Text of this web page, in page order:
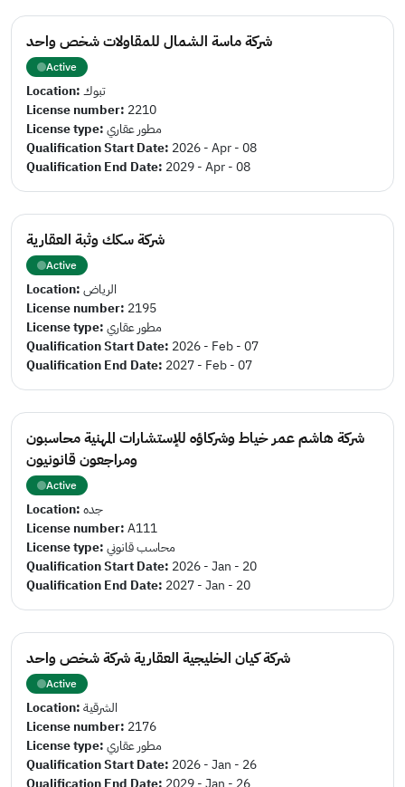
شركة ماسة الشمال للمقاولات شخص واحد
Active
Location:تبوك
License number: 2210
License type:مطور عقاري
Qualification Start Date: 2026 - Apr - 08
Qualification End Date: 2029 - Apr - 08
شركة سكك وثبة العقارية
Active
Location:الرياض
License number: 2195
License type:مطور عقاري
Qualification Start Date: 2026 - Feb - 07
Qualification End Date: 2027 - Feb - 07
شركة هاشم عمر خياط وشركاؤه للإستشارات المهنية محاسبون
ومراجعون قانونيون
Active
Location:جده
License number:A111
License type:محاسب قانوني
Qualification Start Date: 2026 - Jan - 20
Qualification End Date: 2027 - Jan - 20
شركة كيان الخليجية العقارية شركة شخص واحد
Active
Location:الشرقية
License number: 2176
License type:مطور عقاري
Qualification Start Date: 2026 - Jan - 26